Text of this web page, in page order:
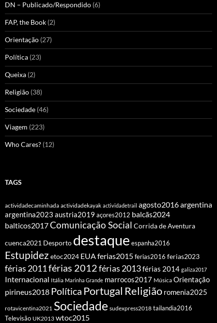
DN – Publicado/Respondido (6)
FAP, the Book (2)
Orientação (27)
Política (23)
Queixa (2)
Religião (38)
Sociedade (46)
Viagem (223)
Who Cares? (12)
TAGS
actividadecaminhada actividadekayak actividadetrail agosto2016argentina
argentina2023 austria2019 açores2012 balcãs2024
balticos2017Comunicação Social Corrida de Aventura
cuenca2021 Desporto destaque espanha2016
Estupidez etoc2024 EUAferias2015ferias2016 ferias2023
férias 2011férias 2012férias 2013férias 2014 galiza2017
Internacional Itália Marinha Grande marrocos2017 Música Orientação
pirineus2018 Política Portugal Religião romenia2025
rotavicentina2021 Sociedade sudexpress2018 tailandia2016
Televisão UK2013 wtoc2015